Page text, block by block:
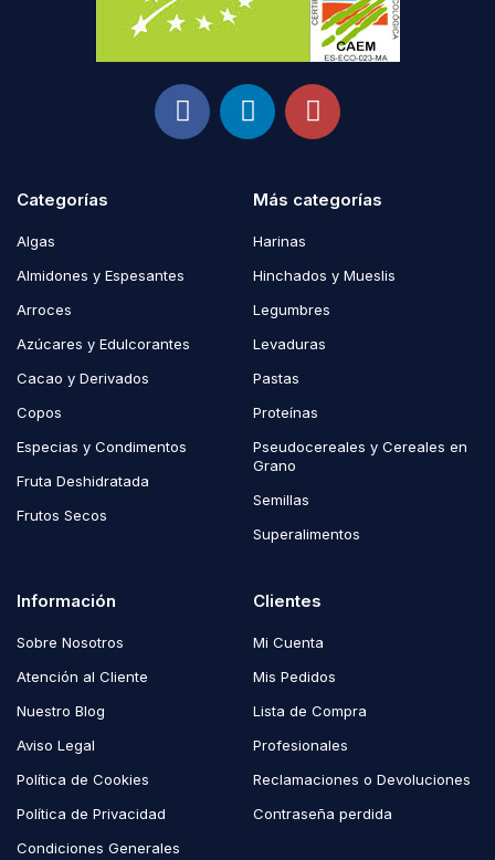
Categorías
Algas
Almidones y Espesantes
Arroces
Azúcares y Edulcorantes
Cacao y Derivados
Copos
Especias y Condimentos
Fruta Deshidratada
Frutos Secos
Más categorías
Harinas
Hinchados y Mueslis
Legumbres
Levaduras
Pastas
Proteínas
Pseudocereales y Cereales en
Grano
Semillas
Superalimentos
Información
Sobre Nosotros
Atención al Cliente
Nuestro Blog
Aviso Legal
Política de Cookies
Política de Privacidad
Condiciones Generales
Clientes
Mi Cuenta
Mis Pedidos
Lista de Compra
Profesionales
Reclamaciones o Devoluciones
Contraseña perdida